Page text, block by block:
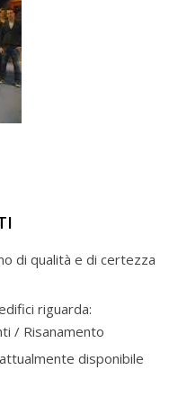
di qualità e di certezza
riguarda:
/ Risanamento
disponibile